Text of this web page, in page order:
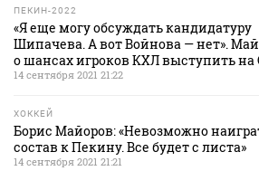
ПЕКИН-2022
«Я еще могу обсуждать кандидатуру
Шипачева. А вот Войнова — нет».
о шансах игроков КХЛ выступить
14 сентября 2021 21:22
ХОККЕЙ
Борис Майоров: «Невозможно
состав к Пекину. Все будет с листа»
14 сентября 2021 21:21